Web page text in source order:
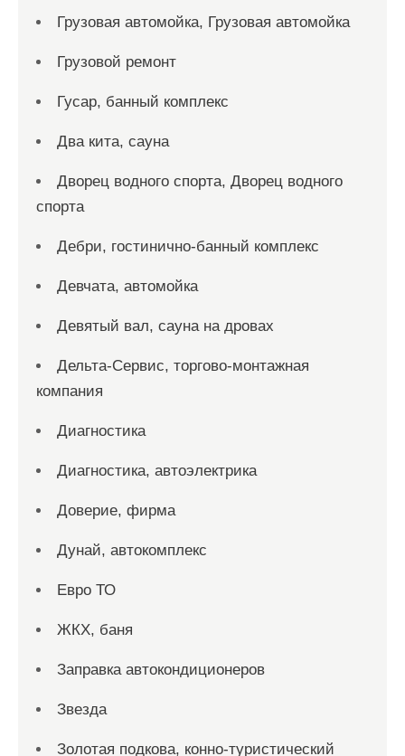
Грузовая автомойка, Грузовая автомойка
Грузовой ремонт
Гусар, банный комплекс
Два кита, сауна
Дворец водного спорта, Дворец водного
спорта
Дебри, гостинично-банный комплекс
Девчата, автомойка
Девятый вал, сауна на дровах
Дельта-Сервис, торгово-монтажная
компания
Диагностика
Диагностика, автоэлектрика
Доверие, фирма
Дунай, автокомплекс
Евро ТО
ЖКХ, баня
Заправка автокондиционеров
Звезда
Золотая подкова, конно-туристический